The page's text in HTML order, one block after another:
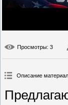
Просмотры: 3
Описание